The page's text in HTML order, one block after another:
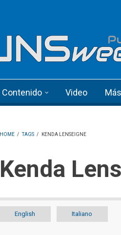
Contenido Video Más
HOME / TAGS / KENDA LENSEIGNE
Kenda
English Italiano